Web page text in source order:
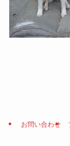
お問い合わせ